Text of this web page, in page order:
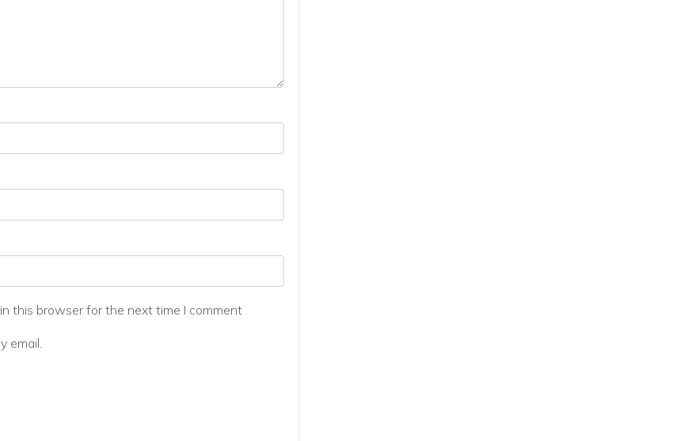
this browser for the next time I comment
email.